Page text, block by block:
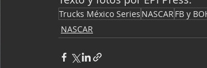
Trucks México Series NASCARFB y
NASCAR